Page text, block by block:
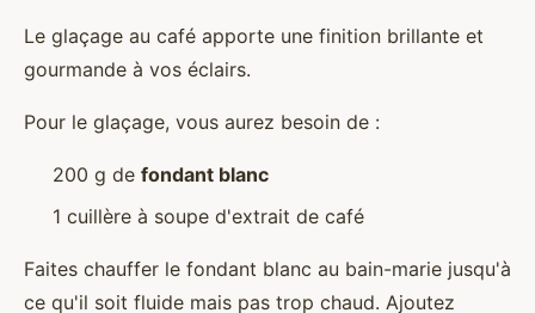
Le glaçage au café apporte une finition brillante et
gourmande à vos éclairs.
Pour le glaçage, vous aurez besoin de :
200 g de fondant blanc
1 cuillère à soupe d'extrait de café
Faites chauffer le fondant blanc au bain-marie jusqu'à
ce qu'il soit fluide mais pas trop chaud. Ajoutez